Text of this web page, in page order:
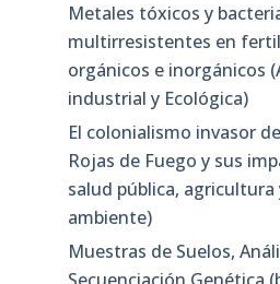
Metales tóxicos y
multirresistentes en
orgánicos e inorgánicos
industrial y Ecológica)
El colonialismo invasor
Rojas de Fuego y sus
salud pública, agricultura
ambiente)
Muestras de Suelos,